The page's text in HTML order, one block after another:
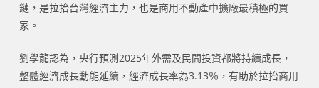
鏈，是拉抬台灣經濟主力，也是商用不動產中擴廠最積極的買
家。
劉學龍認為，央行預測2025年外需及民間投資都將持續成長，
整體經濟成長動能延續，經濟成長率為3.13％，有助於拉抬商用